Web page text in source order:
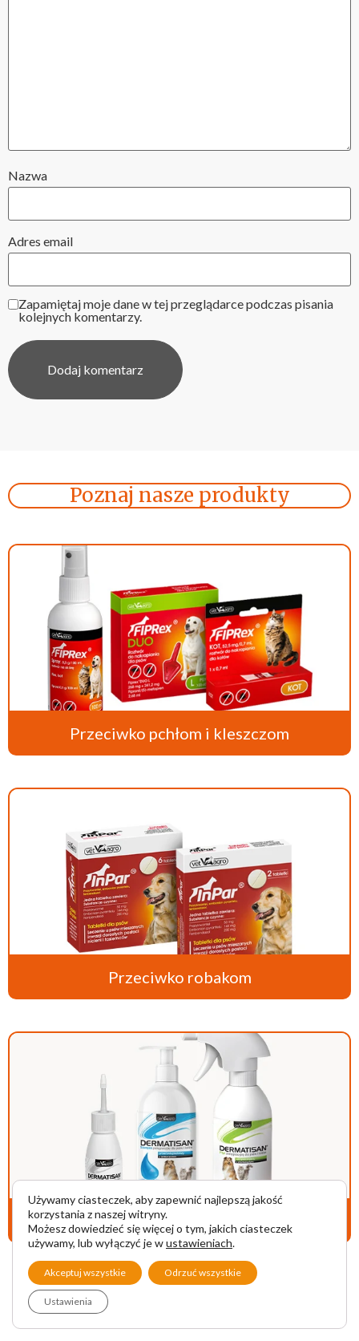
Nazwa
Adres email
Zapamiętaj moje dane w tej przeglądarce podczas pisania
kolejnych komentarzy.
Poznaj nasze produkty
Przeciwko pchłom i kleszczom
Przeciwko robakom
Pielęgnacja i dermokosmetyki
Zobacz wszystkie produkty
Używamy ciasteczek, aby zapewnić najlepszą jakość
korzystania z naszej witryny.
Możesz dowiedzieć się więcej o tym, jakich ciasteczek
używamy, lub wyłączyć je wustawieniach.
Akceptuj wszystkie Odrzuć wszystkie
Ustawienia